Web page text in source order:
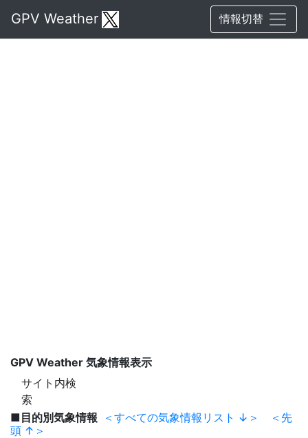
GPV Weather 情報切替
GPV Weather 気象情報表示
サイト内検
索
■目的別気象情報
＜すべての気象情報リスト ↓＞
＜先
頭 ↑＞